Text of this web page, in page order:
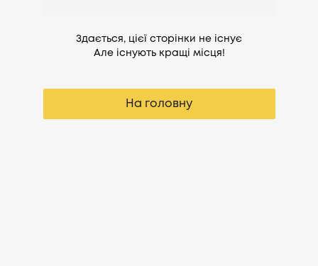
Здається, цієї сторінки не існує
Але існують кращі місця!
На головну